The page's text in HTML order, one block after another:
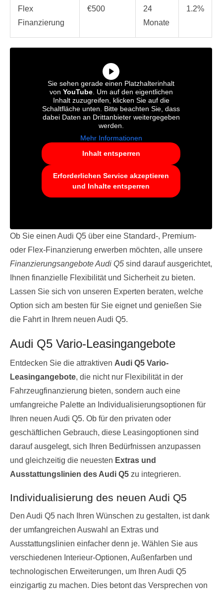
Flex
Finanzierung
€500
24
Monate
1.2%
Sie sehen gerade einen Platzhalterinhalt
von YouTube. Um auf den eigentlichen
Inhalt zuzugreifen, klicken Sie auf die
Schaltfläche unten. Bitte beachten Sie, dass
dabei Daten an Drittanbieter weitergegeben
werden.
Mehr Informationen
Inhalt entsperren
Erforderlichen Service akzeptieren
und Inhalte entsperren
Ob Sie einen Audi Q5 über eine Standard-, Premium-
oder Flex-Finanzierung erwerben möchten, alle unsere
Finanzierungsangebote Audi Q5 sind darauf ausgerichtet,
Ihnen finanzielle Flexibilität und Sicherheit zu bieten.
Lassen Sie sich von unseren Experten beraten, welche
Option sich am besten für Sie eignet und genießen Sie
die Fahrt in Ihrem neuen Audi Q5.
Audi Q5 Vario-Leasingangebote
Entdecken Sie die attraktiven Audi Q5 Vario-
Leasingangebote, die nicht nur Flexibilität in der
Fahrzeugfinanzierung bieten, sondern auch eine
umfangreiche Palette an Individualisierungsoptionen für
Ihren neuen Audi Q5. Ob für den privaten oder
geschäftlichen Gebrauch, diese Leasingoptionen sind
darauf ausgelegt, sich Ihren Bedürfnissen anzupassen
und gleichzeitig die neuesten Extras und
Ausstattungslinien des Audi Q5 zu integrieren.
Individualisierung des neuen Audi Q5
Den Audi Q5 nach Ihren Wünschen zu gestalten, ist dank
der umfangreichen Auswahl an Extras und
Ausstattungslinien einfacher denn je. Wählen Sie aus
verschiedenen Interieur-Optionen, Außenfarben und
technologischen Erweiterungen, um Ihren Audi Q5
einzigartig zu machen. Dies betont das Versprechen von